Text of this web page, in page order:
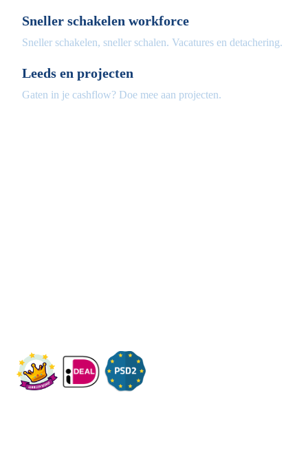
Sneller schakelen workforce
Sneller schakelen, sneller schalen. Vacatures en detachering.
Leeds en projecten
Gaten in je cashflow? Doe mee aan projecten.